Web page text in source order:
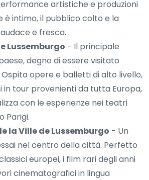
artistiche e produzioni
è intimo, il pubblico colto e la
e fresca.
Lussemburgo - Il principale
degno di essere visitato
opere e balletti di alto livello,
in tour provenienti da tutta Europa,
con le esperienze nei teatri
Parigi.
la Ville de Lussemburgo - Un
nel centro della città. Perfetto
europei, i film rari degli anni
cinematografici in lingua